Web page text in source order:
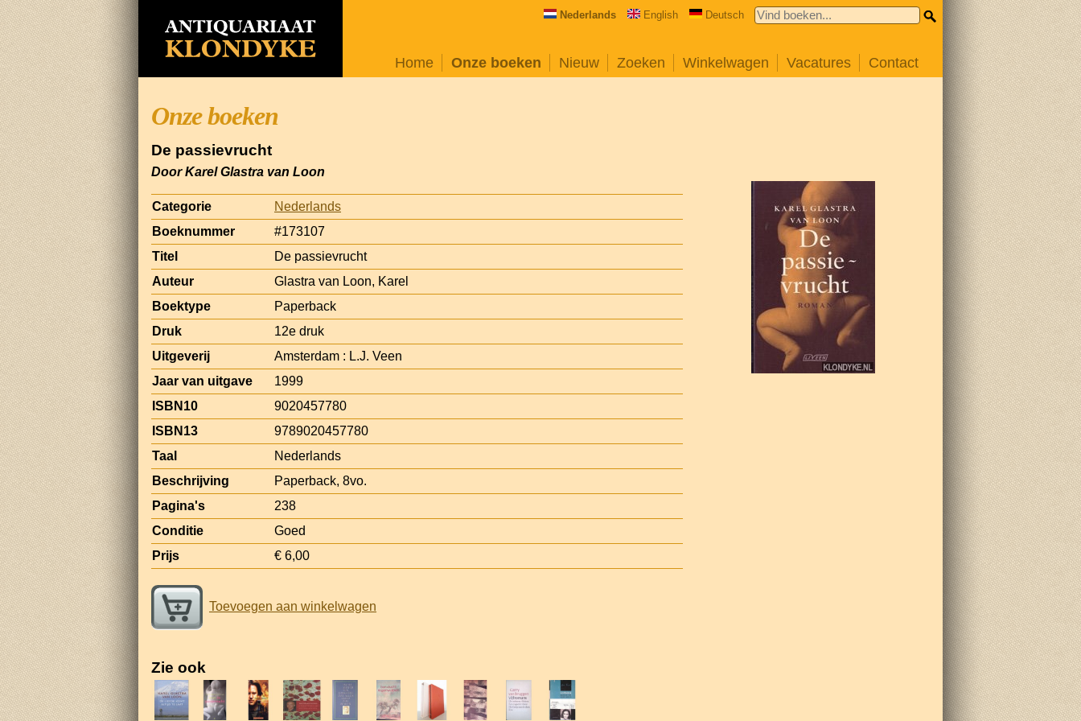
Nederlands English Deutsch
Home Onze boeken Nieuw Zoeken Winkelwagen Vacatures Contact
Onze boeken
De passievrucht
Door Karel Glastra van Loon
Categorie
Nederlands
Boeknummer
#173107
Titel
De passievrucht
Auteur
Glastra van Loon, Karel
Boektype
Paperback
Druk
12e druk
Uitgeverij
Amsterdam : L.J. Veen
Jaar van uitgave
1999
ISBN10
9020457780
ISBN13
9789020457780
Taal
Nederlands
Beschrijving
Paperback, 8vo.
Pagina's
238
Conditie
Goed
Prijs
€ 6,00
Toevoegen aan winkelwagen
Zie ook